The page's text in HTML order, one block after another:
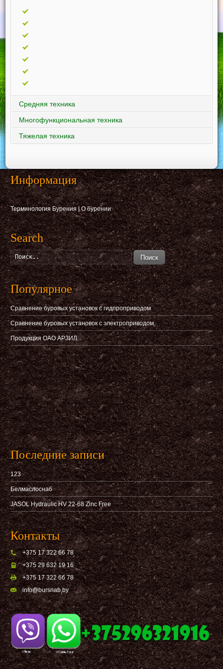
Средняя техника
Многофункциональная техника
Тяжелая техника
Информация
Терминология Бурения|О бурении
Search
Поиск
Популярное
Сравнение буровых установок с гидпроприводом
Сравнение буровых установок с электроприводом
Продукция ОАО АРЗИЛ
Последние записи
123
Белмаслоснаб
JASOL Hydraulic HV 22-68 Zinc Free
Контакты
+375 17 322 66 78
+375 29 632 19 16
+375 17 322 66 78
info@bursnab,by